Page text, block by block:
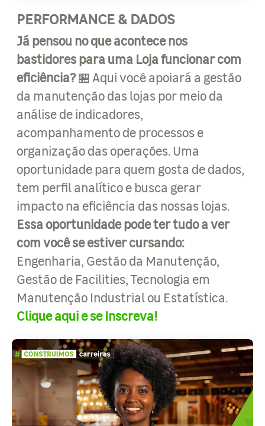
PERFORMANCE & DADOS
Já pensou no que acontece nos
bastidores para uma Loja funcionar com
eficiência?🏪 Aqui você apoiará a gestão
da manutenção das lojas por meio da
análise de indicadores,
acompanhamento de processos e
organização das operações. Uma
oportunidade para quem gosta de dados,
tem perfil analítico e busca gerar
impacto na eficiência das nossas lojas.
Essa oportunidade pode ter tudo a ver
com você se estiver cursando:
Engenharia, Gestão da Manutenção,
Gestão de Facilities, Tecnologia em
Manutenção Industrial ou Estatística.
Clique aqui e se Inscreva!